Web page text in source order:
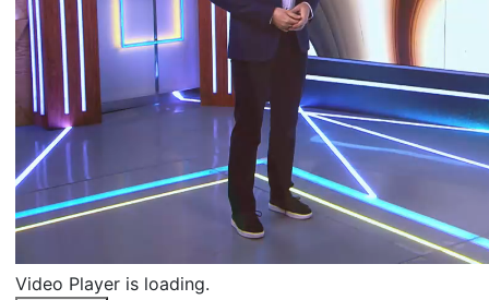
Video Player is loading.